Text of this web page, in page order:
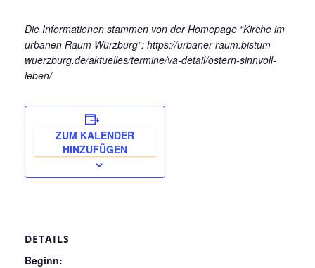
Die Informationen stammen von der Homepage “Kirche im
urbanen Raum Würzburg”: https://urbaner-raum.bistum-
wuerzburg.de/aktuelles/termine/va-detail/ostern-sinnvoll-
leben/
ZUM KALENDER
HINZUFÜGEN
DETAILS
Beginn: